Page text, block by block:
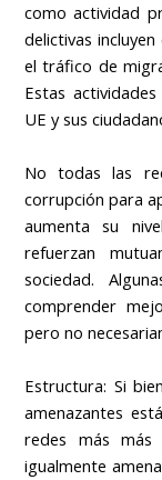
como actividad
delictivas
el tráfico de
Estas
UE y sus
No todas las
corrupción para
aumenta su
refuerzan
sociedad.
comprender
pero no
Estructura: Si
amenazantes
redes más más
igualmente